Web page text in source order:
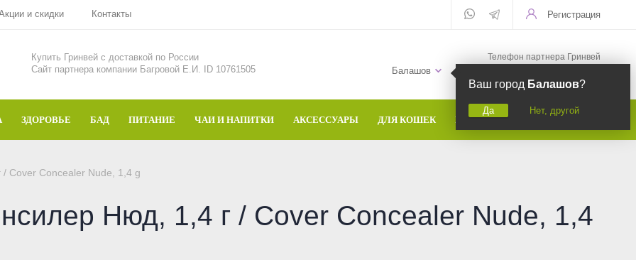
и скидки Контакты Регистрация
Купить Гринвей c доставкой по России
Сайт партнера компании Багровой Е.И. ID 10761505
Балашов
Ваш город Балашов?
Да Нет, другой
Телефон партнера Гринвей
ЗДОРОВЬЕ БАД ПИТАНИЕ ЧАИ И НАПИТКИ АКСЕССУАРЫ ДЛЯ КОШЕК БРЕНДЫ
Cover Concealer Nude, 1,4 g
Нюд, 1,4 г / Cover Concealer Nude, 1,4